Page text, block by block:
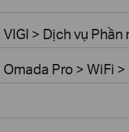
> Dịch vụ Phần
Pro > WiFi